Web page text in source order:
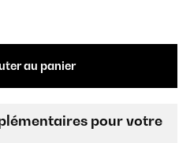
au panier
pour votre